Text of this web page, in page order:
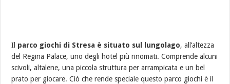
Il parco giochi di Stresa è situato sul lungolago, all’altezza
del Regina Palace, uno degli hotel più rinomati. Comprende alcuni
scivoli, altalene, una piccola struttura per arrampicata e un bel
prato per giocare. Ciò che rende speciale questo parco giochi è il